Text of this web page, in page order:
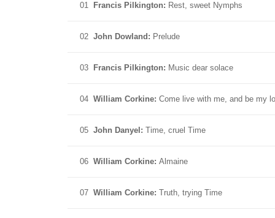
01 Francis Pilkington: Rest, sweet Nymphs
02 John Dowland: Prelude
03 Francis Pilkington: Music dear solace
04 William Corkine: Come live with me, and be my
05 John Danyel: Time, cruel Time
06 William Corkine: Almaine
07 William Corkine: Truth, trying Time